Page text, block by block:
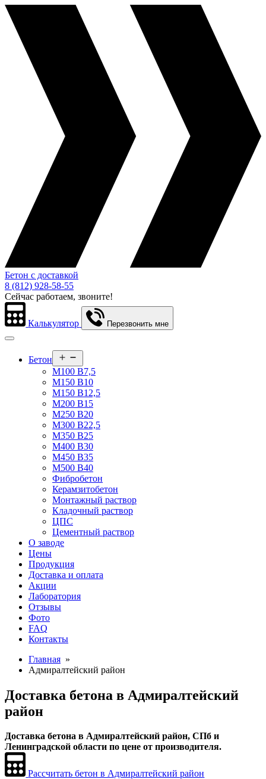
Перейти
содержимому
Бетон с доставкой
8 (812) 928-58-55
Сейчас работаем, звоните!
Калькулятор Перезвонить мне
Бетон
меню
М100 В7,5
М150 В10
М150 В12,5
М200 В15
М250 В20
М300 В22,5
М350 В25
М400 В30
М450 В35
М500 В40
Фибробетон
Керамзитобетон
Монтажный раствор
Кладочный раствор
ЦПС
Цементный раствор
О заводе
Цены
Продукция
Доставка и оплата
Акции
Лаборатория
Отзывы
Фото
FAQ
Контакты
Главная »
Адмиралтейский район
Доставка бетона в Адмиралтейский
район
Доставка бетона в Адмиралтейский район, СПб и
Ленинградской области по цене от производителя.
Рассчитать бетон в Адмиралтейский район